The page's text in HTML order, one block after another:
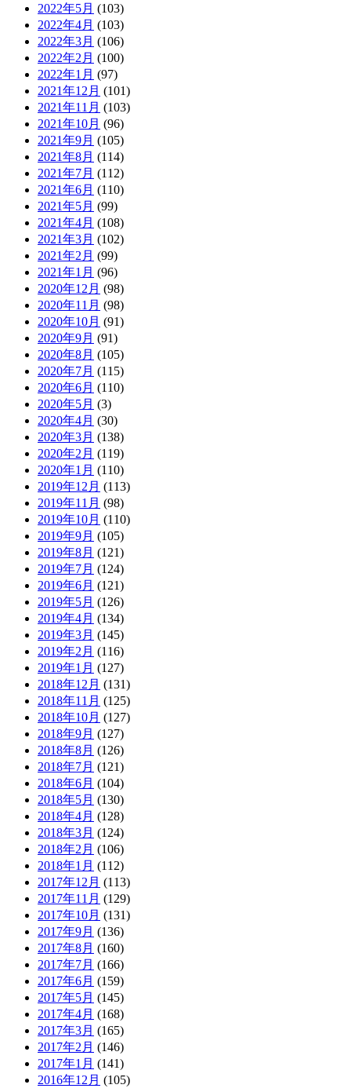
2022年5月 (103)
2022年4月 (103)
2022年3月 (106)
2022年2月 (100)
2022年1月 (97)
2021年12月 (101)
2021年11月 (103)
2021年10月 (96)
2021年9月 (105)
2021年8月 (114)
2021年7月 (112)
2021年6月 (110)
2021年5月 (99)
2021年4月 (108)
2021年3月 (102)
2021年2月 (99)
2021年1月 (96)
2020年12月 (98)
2020年11月 (98)
2020年10月 (91)
2020年9月 (91)
2020年8月 (105)
2020年7月 (115)
2020年6月 (110)
2020年5月 (3)
2020年4月 (30)
2020年3月 (138)
2020年2月 (119)
2020年1月 (110)
2019年12月 (113)
2019年11月 (98)
2019年10月 (110)
2019年9月 (105)
2019年8月 (121)
2019年7月 (124)
2019年6月 (121)
2019年5月 (126)
2019年4月 (134)
2019年3月 (145)
2019年2月 (116)
2019年1月 (127)
2018年12月 (131)
2018年11月 (125)
2018年10月 (127)
2018年9月 (127)
2018年8月 (126)
2018年7月 (121)
2018年6月 (104)
2018年5月 (130)
2018年4月 (128)
2018年3月 (124)
2018年2月 (106)
2018年1月 (112)
2017年12月 (113)
2017年11月 (129)
2017年10月 (131)
2017年9月 (136)
2017年8月 (160)
2017年7月 (166)
2017年6月 (159)
2017年5月 (145)
2017年4月 (168)
2017年3月 (165)
2017年2月 (146)
2017年1月 (141)
2016年12月 (105)